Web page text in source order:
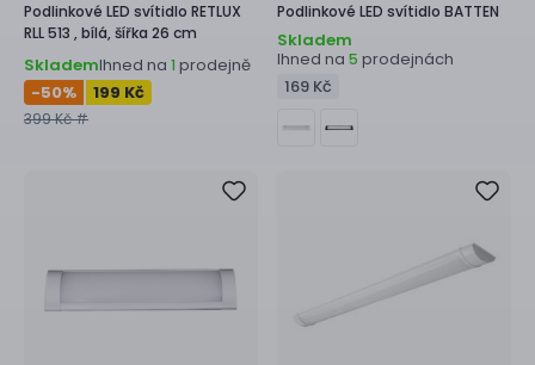
Podlinkové LED svítidlo RETLUX
RLL 513 ,bílá, šířka 26 cm
SklademIhned na 1 prodejně
-50% 199 Kč
399 Kč #
Podlinkové LED svítidlo BATTEN
Skladem
Ihned na 5 prodejnách
169 Kč